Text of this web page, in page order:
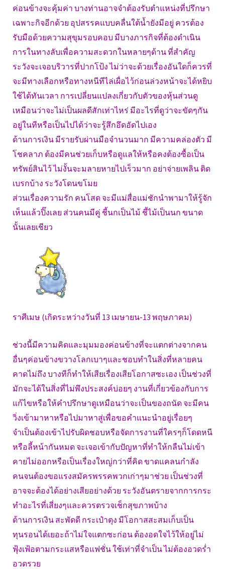
ค่อนข้างจะคุ้มค่า บางท่านอาจจำต้องรับตำแหน่งที่ปรึกษา
เฉพาะกิจอีกด้วย อุปสรรคแบบคลื่นใต้น้ำยังมีอยู่ ควรต้อง
รับมือด้วยความสุขุมรอบคอบ มีบางภารกิจที่ต้องดำเนิน
การในทางลับเพื่อความสะดวกในหลายๆด้าน ที่สำคัญ
ระวังจะเจอบริวารที่ปากโป้ง ไม่ว่าจะด้วยเรื่องอันใดก็ควรที่
จะมีทางเลือกหรือทางหนีทีไล่เผื่อไว้ก่อนล่วงหน้าจะได้หยิบ
ใช้ได้ทันเวลา การเปลี่ยนแปลงเกี่ยวกับตัวของหุ้นส่วนดู
เหมือนว่าจะไม่เป็นผลดีสักเท่าไหร่ มีอะไรที่ดูว่าจะขัดๆกัน
อยู่ในทีหรือเป็นไปได้ว่าจะรู้สึกอึดอัดไปเอง
ด้านการเงิน มีรายรับผ่านมือจำนวนมาก มีความคล่องตัว มี
โชคลาภ ต้องมีคนช่วยเก็บหรือดูแลให้หรือคงต้องซื้อเป็น
ทรัพย์สินไว้ ไม่งั้นจะมลายหายไปเร็วมาก อย่าจ่ายเพลิน ติด
เบรกบ้าง ระวังโดนขโมย
ส่วนเรื่องความรัก คนโสด จะมีแม่สื่อแม่ชักนำพามาให้รู้จัก
เห็นแล้วปิ๊งเลย ส่วนคนมีคู่ ชี้นกเป็นไม้ ชี้ไม้เป็นนก ขนาด
นั้นเลยเชียว
ราศีเมษ (เกิดระหว่างวันที่ 13 เมษายน-13 พฤษภาคม)
ช่วงนี้มีความคิดและมุมมองค่อนข้างที่จะแตกต่างจากคน
อื่นๆค่อนข้างขวางโลกเบาๆและชอบทำในสิ่งที่หลายคน
คาดไม่ถึง บางทีก็ทำให้เสียเรื่องเสียโอกาสซะเอง เป็นช่วงที่
มักจะได้ในสิ่งที่ไม่พึงประสงค์บ่อยๆ งานที่เกี่ยวข้องกับการ
แก้ไขหรือให้คำปรึกษาดูเหมือนว่าจะเป็นของถนัด จะมีคน
วิ่งเข้ามาหาหรือไปมาหาสู่เพื่อขอคำแนะนำอยู่เรื่อยๆ
จำเป็นต้องเข้าไปรับผิดชอบหรือจัดการงานที่ใครๆก็โดดหนี
หรือลี้หน้ากันหมด จะเจอเข้ากับปัญหาที่ทำให้กลืนไม่เข้า
คายไม่ออกหรือเป็นเรื่องใหญ่กว่าที่คิด ขาดแคลนกำลัง
คนจนต้องขอแรงสมัครพรรคพวกเก่าๆมาช่วย เป็นช่วงที่
อาจจะต้องได้อย่างเสียอย่างด้วย ระวังอันตรายจากการกระ
ทำอะไรที่เสี่ยงๆและควรตรวจเช็กสุขภาพบ้าง
ด้านการเงิน สะพัดดี กระเป๋าตุง มีโอกาสสะสมเก็บเป็น
ทุนรอนได้เยอะถ้าไม่ใจแตกซะก่อน ต้องอดใจไว้ให้อยู่ไม่
ฟุ้งเฟ้อตามกระแสหรือแฟชั่น ใช้เท่าที่จำเป็น ไม่ต้องอวดร่ำ
อวดรวย